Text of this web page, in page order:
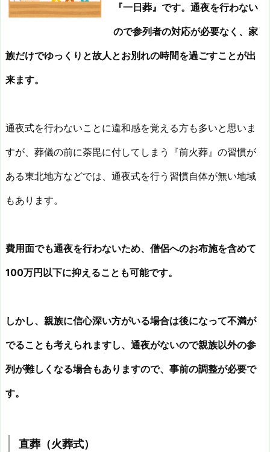
『一日葬』です。通夜を行わない
ので参列者の対応が必要なく、家
族だけでゆっくりと故人とお別れの時間を過ごすことが出
来ます。
通夜式を行わないことに違和感を覚える方も多いと思いま
すが、葬儀の前に荼毘に付してしまう『前火葬』の習慣が
ある東北地方などでは、通夜式を行う習慣自体が無い地域
もあります。
費用面でも通夜を行わないため、僧侶へのお布施を含めて
100万円以下に抑えることも可能です。
しかし、親族に信心深い方がいる場合は後になって不満が
でることも考えられますし、通夜がないので親族以外の参
列が難しくなる場合もありますので、事前の調整が必要で
す。
直葬（火葬式）